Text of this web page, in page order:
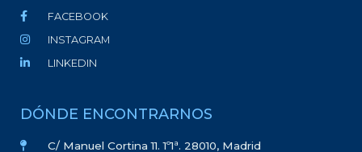
FACEBOOK
INSTAGRAM
LINKEDIN
DÓNDE ENCONTRARNOS
C/ Manuel Cortina 11. 1º1ª. 28010, Madrid